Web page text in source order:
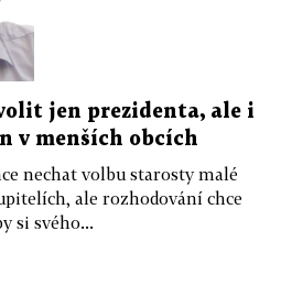
jen prezidenta, ale i
v menších obcích
nechat volbu starosty malé
ale rozhodování chce
si svého...